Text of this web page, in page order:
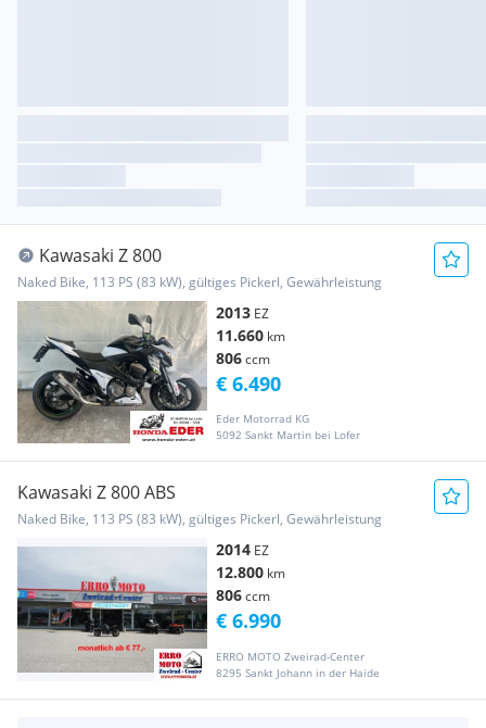
Kawasaki Z 800
Naked Bike, 113 PS (83 kW), gültiges Pickerl, Gewährleistung
2013 EZ
11.660 km
806ccm
Eder Motorrad KG
5092 Sankt Martin bei Lofer
€ 6.490
Kawasaki Z 800 ABS
Naked Bike, 113 PS (83 kW), gültiges Pickerl, Gewährleistung
2014 EZ
12.800 km
806ccm
ERRO MOTO Zweirad-Center
8295 Sankt Johann in der Haide
€ 6.990